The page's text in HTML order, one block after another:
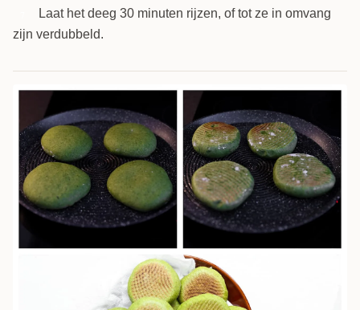
Laat het deeg 30 minuten rijzen, of tot ze in omvang
zijn verdubbeld.